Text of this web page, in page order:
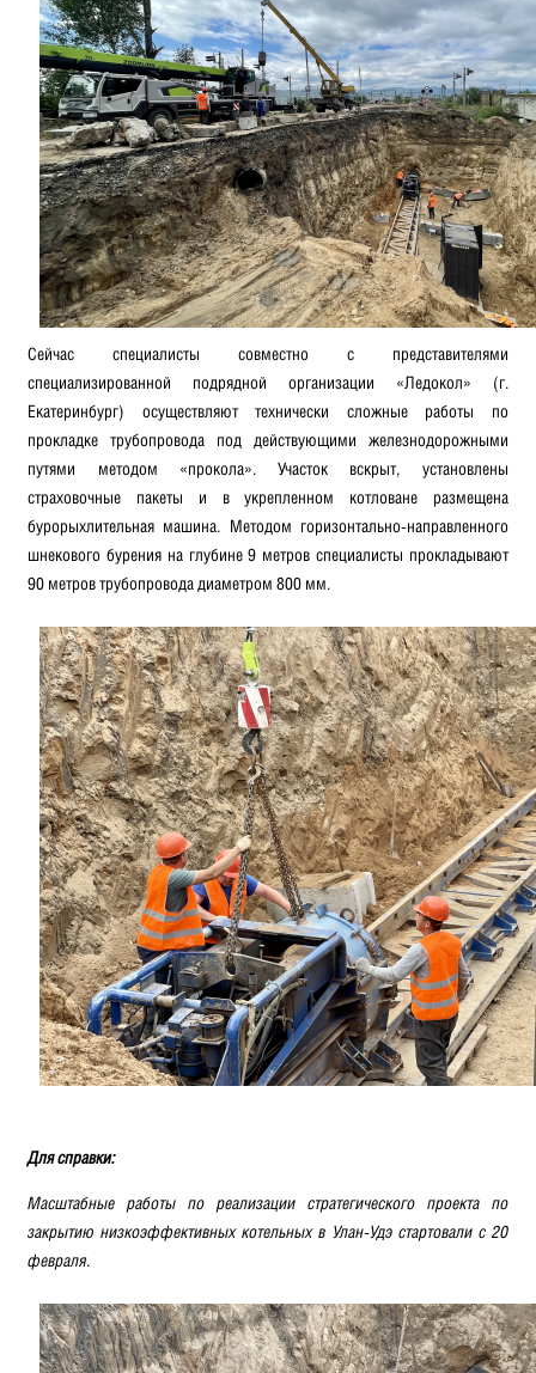
Сейчас специалисты совместно с представителями
специализированной подрядной организации «Ледокол» (г.
Екатеринбург) осуществляют технически сложные работы по
прокладке трубопровода под действующими железнодорожными
путями методом «прокола». Участок вскрыт, установлены
страховочные пакеты и в укрепленном котловане размещена
бурорыхлительная машина. Методом горизонтально-направленного
шнекового бурения на глубине 9 метров специалисты прокладывают
90 метров трубопровода диаметром 800 мм.
Для справки:
Масштабные работы по реализации стратегического проекта по
закрытию низкоэффективных котельных в Улан-Удэ стартовали с 20
февраля.